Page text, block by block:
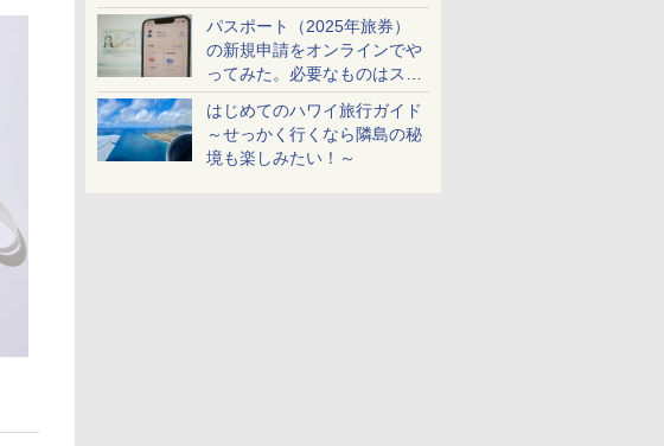
配・来場前に必要な準備は？
パスポート（2025年旅券）
の新規申請をオンラインでや
ってみた。必要なものはスマ
ホとマイナカードのみ
はじめてのハワイ旅行ガイド
～せっかく行くなら隣島の秘
境も楽しみたい！～